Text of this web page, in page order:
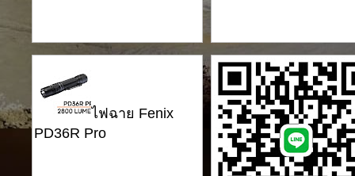
ไฟฉาย Fenix
PD36R Pro